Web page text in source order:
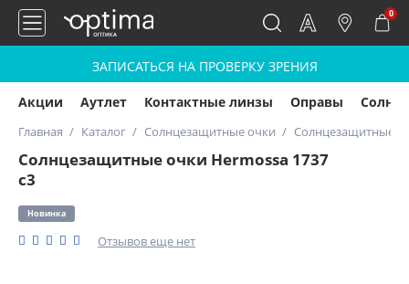
0
ЗАПИСАТЬСЯ НА ПРОВЕРКУ ЗРЕНИЯ
Акции Аутлет Контактные линзы Оправы
Главная Каталог Солнцезащитные очки Солнцезащитные
Солнцезащитные очки Hermossa 1737
с3
Новинка
Отзывов еще нет